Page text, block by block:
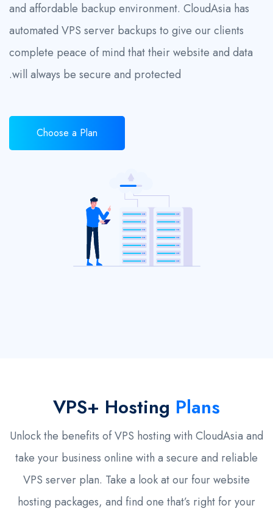
and affordable backup environment. CloudAsia has
automated VPS server backups to give our clients
complete peace of mind that their website and data
will always be secure and protected.
Choose a Plan
VPS+ Hosting Plans
Unlock the benefits of VPS hosting with CloudAsia and
take your business online with a secure and reliable
VPS server plan. Take a look at our four website
hosting packages, and find one that’s right for your